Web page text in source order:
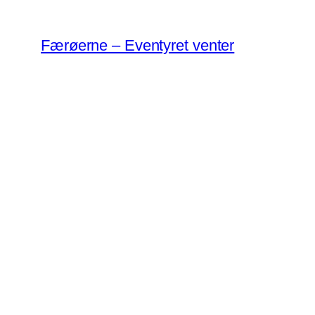
indhold
Færøerne – Eventyret venter